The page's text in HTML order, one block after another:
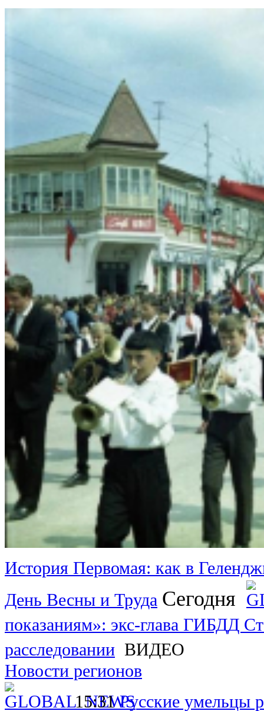
История Первомая: как в
День Весны и Труда Сегодня
показаниям»: экс-глава ГИБДД
расследовании ВИДЕО
Новости регионов
15:31 Русские умельцы